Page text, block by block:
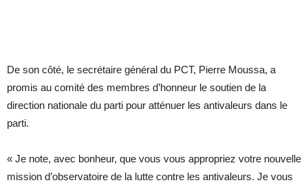
De son côté, le secrétaire général du PCT, Pierre Moussa, a
promis au comité des membres d’honneur le soutien de la
direction nationale du parti pour atténuer les antivaleurs dans le
parti.
« Je note, avec bonheur, que vous vous appropriez votre nouvelle
mission d’observatoire de la lutte contre les antivaleurs. Je vous